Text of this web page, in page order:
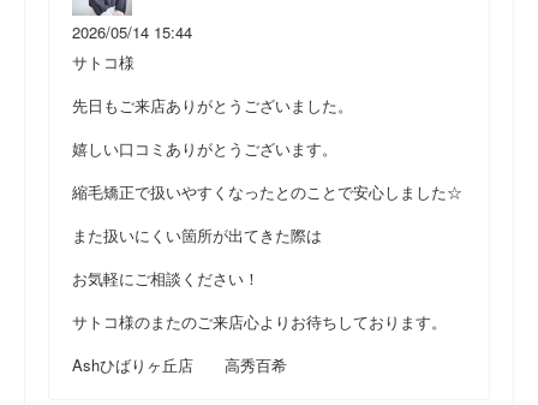
2026/05/14 15:44
サトコ様
先日もご来店ありがとうございました。
嬉しい口コミありがとうございます。
縮毛矯正で扱いやすくなったとのことで安心しました☆
また扱いにくい箇所が出てきた際は
お気軽にご相談ください！
サトコ様のまたのご来店心よりお待ちしております。
Ashひばりヶ丘店 高秀百希